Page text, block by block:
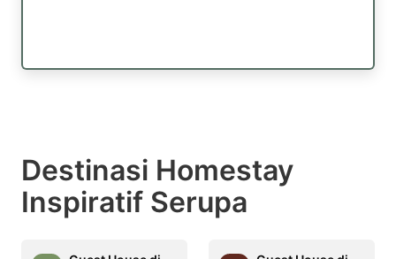
Destinasi Homestay
Inspiratif Serupa